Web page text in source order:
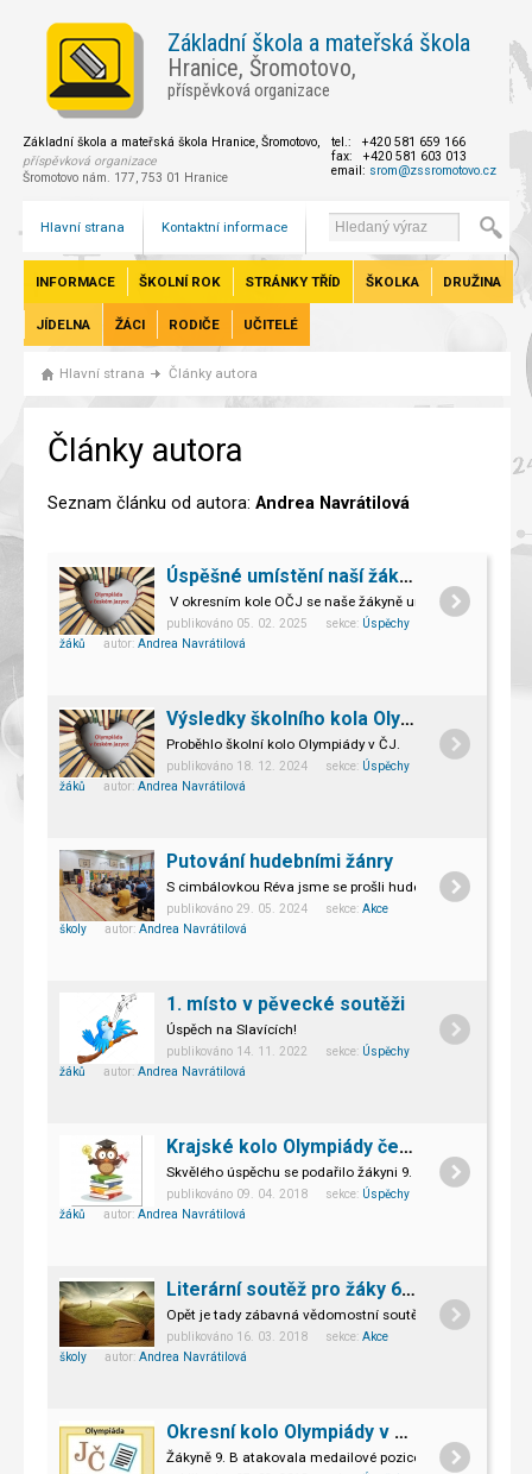
Základní škola a mateřská škola
Hranice, Šromotovo,
příspěvková organizace
Základní škola a mateřská škola Hranice, Šromotovo,
příspěvková organizace
Šromotovo nám. 177, 753 01 Hranice
tel.: +420 581 659 166
fax: +420 581 603 013
email: srom@zssromotovo.cz
Hlavní strana Kontaktní informace
INFORMACE ŠKOLNÍ ROK STRÁNKY TŘÍD ŠKOLKA DRUŽINA
JÍDELNA ŽÁCI RODIČE UČITELÉ
Hlavní strana Články autora
Články autora
Seznam článku od autora: Andrea Navrátilová
Úspěšné umístění naší žákyně v okresním kole Olympiády v ČJ
V okresním kole OČJ se naše žákyně umístila na 8.-9.
publikováno 05. 02. 2025 sekce: Úspěchy
žáků autor: Andrea Navrátilová
Výsledky školního kola Olympiády českého jazyka
Proběhlo školní kolo Olympiády v ČJ.
publikováno 18. 12. 2024 sekce: Úspěchy
žáků autor: Andrea Navrátilová
Putování hudebními žánry
S cimbálovkou Réva jsme se prošli hudebními žánry.
publikováno 29. 05. 2024 sekce: Akce
školy autor: Andrea Navrátilová
1. místo v pěvecké soutěži
Úspěch na Slavících!
publikováno 14. 11. 2022 sekce: Úspěchy
žáků autor: Andrea Navrátilová
Krajské kolo Olympiády českého jazyka
Skvělého úspěchu se podařilo žákyni 9. B, Agátě Viktorii
publikováno 09. 04. 2018 sekce: Úspěchy
žáků autor: Andrea Navrátilová
Literární soutěž pro žáky 6. - 9. ročníků
Opět je tady zábavná vědomostní soutěž pro 2. stupeň.
publikováno 16. 03. 2018 sekce: Akce
školy autor: Andrea Navrátilová
Okresní kolo Olympiády v českém jazyce
Žákyně 9. B atakovala medailové pozice v soutěži.